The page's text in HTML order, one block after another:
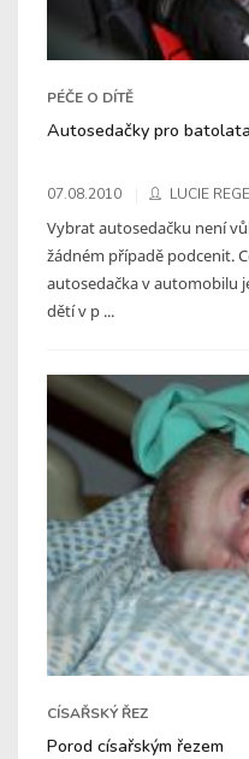
PÉČE O DÍTĚ
Autosedačky pro
07.08.2010 LUCIE
Vybrat autosedačku není
žádném případě podcenit.
autosedačka v automobilu
dětí v p ...
CÍSAŘSKÝ ŘEZ
Porod císařským řezem